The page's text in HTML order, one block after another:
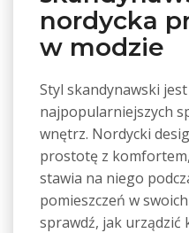
nordycka
w modzie
Styl skandynawski
najpopularniejszych
wnętrz. Nordycki
prostotę z
stawia na niego
pomieszczeń w
sprawdź, jak urządzić